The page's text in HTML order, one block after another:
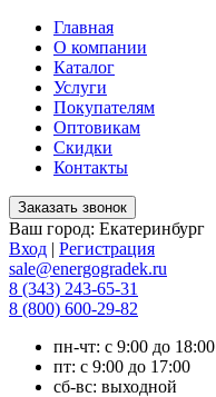
Главная
О компании
Каталог
Услуги
Покупателям
Оптовикам
Скидки
Контакты
Ваш город: Екатеринбург
Вход | Регистрация
sale@energogradek.ru
8 (343) 243-65-31
8 (800) 600-29-82
пн-чт: с 9:00 до 18:00
пт: с 9:00 до 17:00
сб-вс: выходной